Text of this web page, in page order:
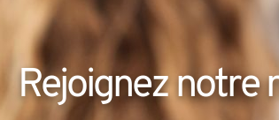
Rejoignez notre